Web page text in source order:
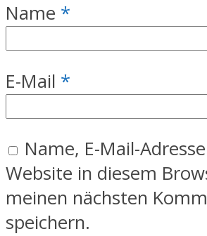
Name *
E-Mail *
Name, E-Mail-
Website in diesem
meinen nächsten
speichern.